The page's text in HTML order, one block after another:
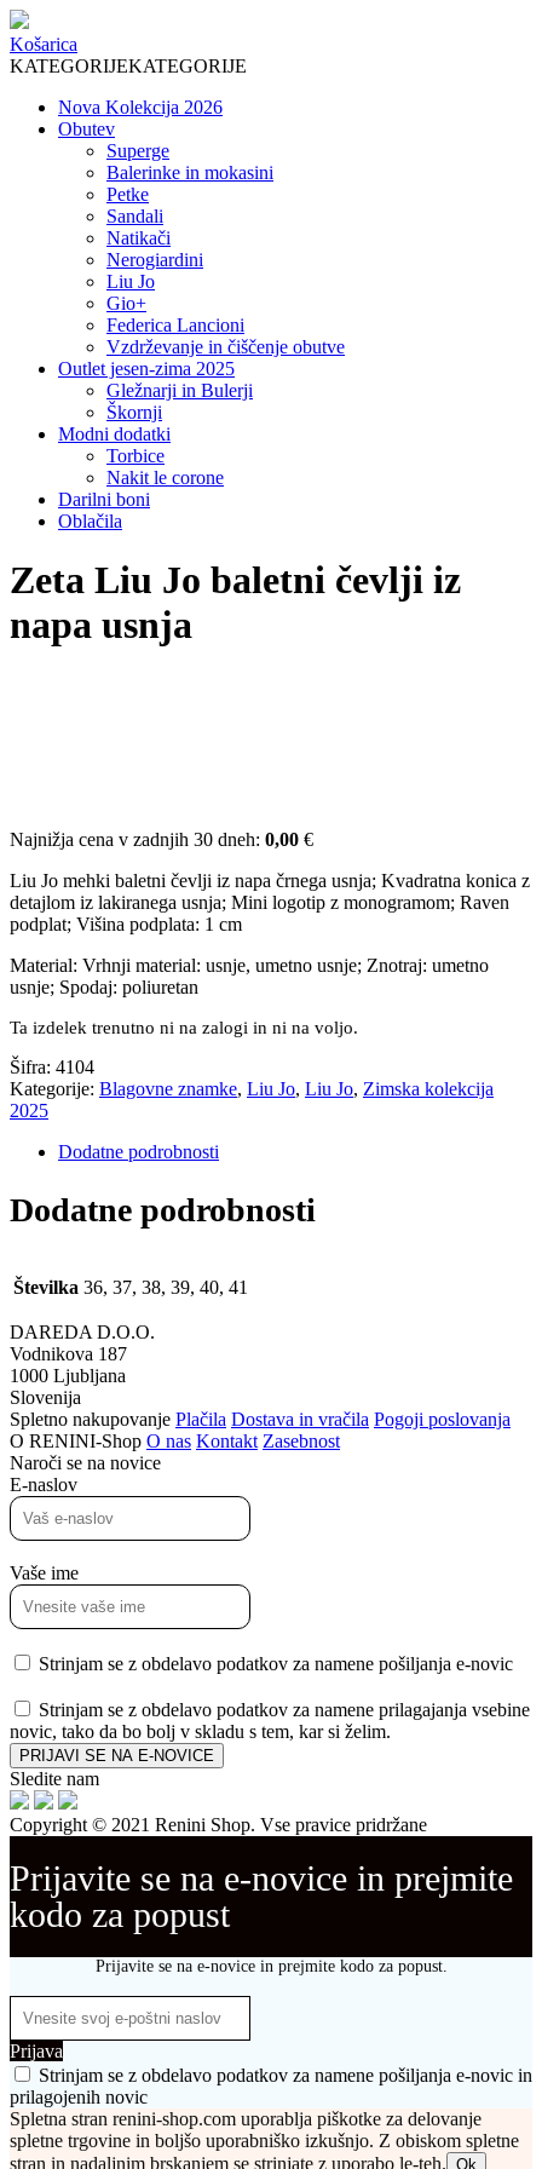
Košarica
KATEGORIJEKATEGORIJE
Nova Kolekcija 2026
Obutev
Superge
Balerinke in mokasini
Petke
Sandali
Natikači
Nerogiardini
Liu Jo
Gio+
Federica Lancioni
Vzdrževanje in čiščenje obutve
Outlet jesen-zima 2025
Gležnarji in Bulerji
Škornji
Modni dodatki
Torbice
Nakit le corone
Darilni boni
Oblačila
Zeta Liu Jo baletni čevlji iz
napa usnja
Najnižja cena v zadnjih 30 dneh: 0,00 €
Liu Jo mehki baletni čevlji iz napa črnega usnja; Kvadratna konica z
detajlom iz lakiranega usnja; Mini logotip z monogramom; Raven
podplat; Višina podplata: 1 cm
Material: Vrhnji material: usnje, umetno usnje; Znotraj: umetno
usnje; Spodaj: poliuretan
Ta izdelek trenutno ni na zalogi in ni na voljo.
Šifra: 4104
Kategorije: Blagovne znamke, Liu Jo, Liu Jo, Zimska kolekcija
2025
Dodatne podrobnosti
Dodatne podrobnosti
Številka 36, 37, 38, 39, 40, 41
DAREDA D.O.O.
Vodnikova 187
1000 Ljubljana
Slovenija
Spletno nakupovanje Plačila Dostava in vračila Pogoji poslovanja
O RENINI-Shop O nas Kontakt Zasebnost
Naroči se na novice
E-naslov
Vaše ime
Strinjam se z obdelavo podatkov za namene pošiljanja e-novic
Strinjam se z obdelavo podatkov za namene prilagajanja vsebine
novic, tako da bo bolj v skladu s tem, kar si želim.
PRIJAVI SE NA E-NOVICE
Sledite nam
Copyright © 2021 Renini Shop. Vse pravice pridržane
Prijavite se na e-novice in prejmite
kodo za popust
Prijavite se na e-novice in prejmite kodo za popust.
Prijava
Strinjam se z obdelavo podatkov za namene pošiljanja e-novic in
prilagojenih novic
Spletna stran renini-shop.com uporablja piškotke za delovanje
spletne trgovine in boljšo uporabniško izkušnjo. Z obiskom spletne
stran in nadaljnim brskanjem se strinjate z uporabo le-teh. Ok